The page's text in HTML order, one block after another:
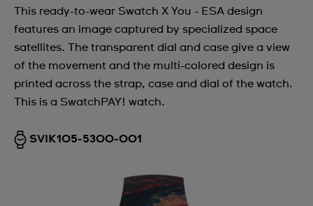
This ready-to-wear Swatch X You - ESA design
features an image captured by specialized space
satellites. The transparent dial and case give a view
of the movement and the multi-colored design is
printed across the strap, case and dial of the watch.
This is a SwatchPAY! watch.
SVIK105-5300-001